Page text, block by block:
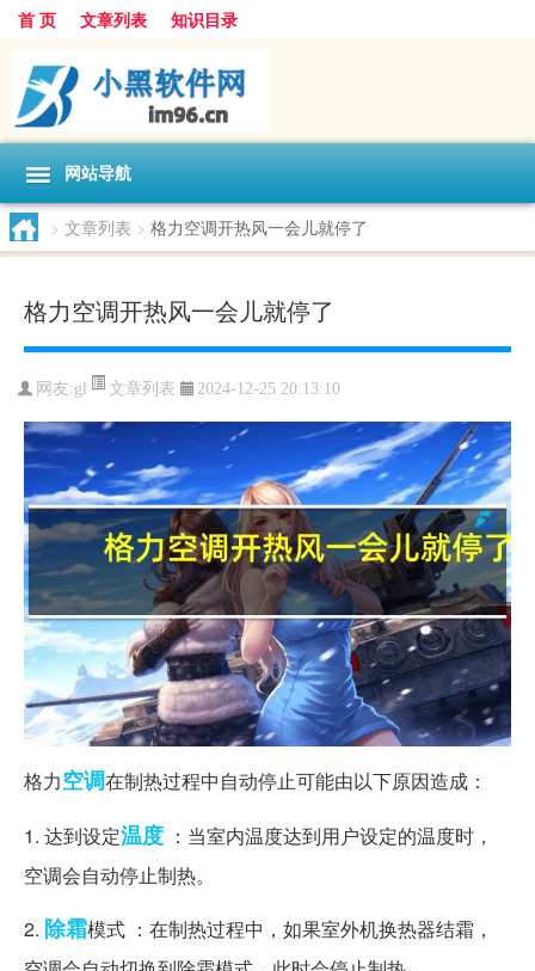
首 页 文章列表 知识目录
网站导航
> 文章列表 > 格力空调开热风一会儿就停了
格力空调开热风一会儿就停了
网友:gl 文章列表 2024-12-25 20:13:10
格力空调在制热过程中自动停止可能由以下原因造成：
1. 达到设定温度 ：当室内温度达到用户设定的温度时，
空调会自动停止制热。
2. 除霜模式 ：在制热过程中，如果室外机换热器结霜，